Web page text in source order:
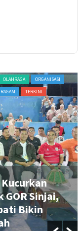
OLAHRAGA
ORGANISASI
RAGAM TERKINI
Sinjai,
Bikin